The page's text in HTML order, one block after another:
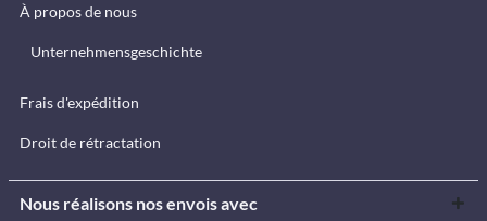
À propos de nous
Unternehmensgeschichte
Frais d'expédition
Droit de rétractation
Nous réalisons nos envois avec